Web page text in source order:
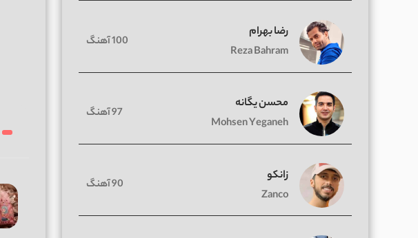
رضا بهرام
Reza Bahram
100 آهنگ
محسن یگانه
Mohsen Yeganeh
97 آهنگ
زانکو
Zanco
90 آهنگ